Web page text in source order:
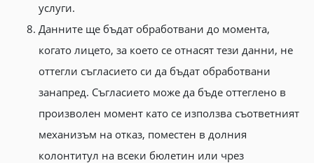
услуги.
Данните ще бъдат обработвани до момента,
когато лицето, за което се отнасят тези данни, не
оттегли съгласието си да бъдат обработвани
занапред. Съгласието може да бъде оттеглено в
произволен момент като се използва съответният
механизъм на отказ, поместен в долния
колонтитул на всеки бюлетин или чрез